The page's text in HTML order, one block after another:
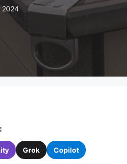
2024
Grok Copilot